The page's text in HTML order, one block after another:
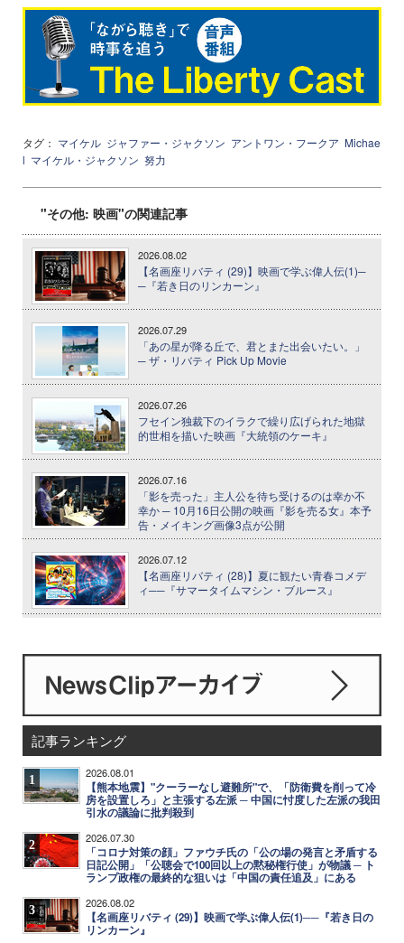
タグ： マイケル ジャファー・ジャクソン アントワン・フークア Michae
l マイケル・ジャクソン 努力
"その他: 映画"の関連記事
2026.08.02
【名画座リバティ (29)】映画で学ぶ偉人伝(1)─
─『若き日のリンカーン』
2026.07.29
「あの星が降る丘で、君とまた出会いたい。」
─ ザ・リバティ Pick Up Movie
2026.07.26
フセイン独裁下のイラクで繰り広げられた地獄
的世相を描いた映画『大統領のケーキ』
2026.07.16
「影を売った」主人公を待ち受けるのは幸か不
幸か ─ 10月16日公開の映画『影を売る女』本予
告・メイキング画像3点が公開
2026.07.12
【名画座リバティ (28)】夏に観たい青春コメデ
ィ──『サマータイムマシン・ブルース』
記事ランキング
1 2026.08.01
【熊本地震】"クーラーなし避難所"で、「防衛費を削って冷
房を設置しろ」と主張する左派 ─ 中国に忖度した左派の我田
引水の議論に批判殺到
2 2026.07.30
「コロナ対策の顔」ファウチ氏の「公の場の発言と矛盾する
日記公開」「公聴会で100回以上の黙秘権行使」が物議 ─ ト
ランプ政権の最終的な狙いは「中国の責任追及」にある
3 2026.08.02
【名画座リバティ (29)】映画で学ぶ偉人伝(1)──『若き日の
リンカーン』